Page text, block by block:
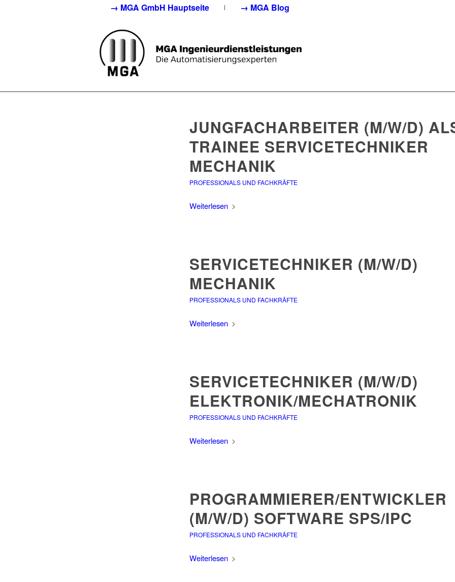
→ MGA GmbH Hauptseite → MGA Blog
JUNGFACHARBEITER (M/W/D)
TRAINEE SERVICETECHNIKER
MECHANIK
PROFESSIONALS UND FACHKRÄFTE
Weiterlesen
SERVICETECHNIKER (M/W/D)
MECHANIK
PROFESSIONALS UND FACHKRÄFTE
Weiterlesen
SERVICETECHNIKER (M/W/D)
ELEKTRONIK/MECHATRONIK
PROFESSIONALS UND FACHKRÄFTE
Weiterlesen
PROGRAMMIERER/ENTWICKLER
(M/W/D) SOFTWARE SPS/IPC
PROFESSIONALS UND FACHKRÄFTE
Weiterlesen